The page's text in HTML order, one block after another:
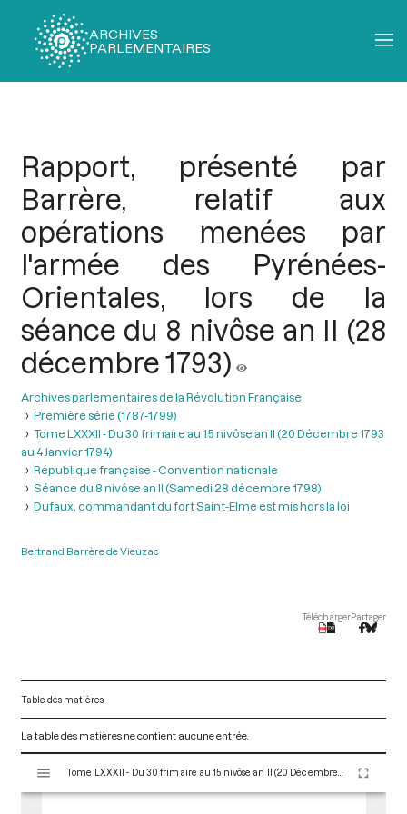
ARCHIVES
PARLEMENTAIRES
Rapport, présenté par
Barrère, relatif aux
opérations menées par
l'armée des Pyrénées-
Orientales, lors de la
séance du 8 nivôse an II (28
décembre 1793)
Archives parlementaires de la Révolution Française
Première série (1787-1799)
Tome LXXXII - Du 30 frimaire au 15 nivôse an II (20 Décembre 1793
au 4 Janvier 1794)
République française - Convention nationale
Séance du 8 nivôse an II (Samedi 28 décembre 1798)
Dufaux, commandant du fort Saint-Elme est mis hors la loi
Bertrand Barrère de Vieuzac
TéléchargerPartager
Table des matières
La table des matières ne contient aucune entrée.
s